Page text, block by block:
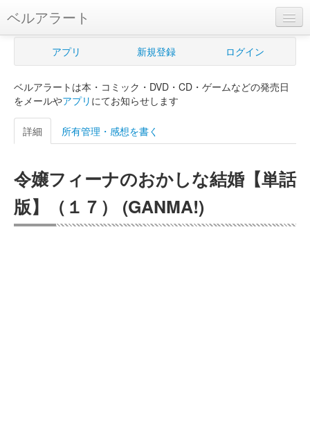
ベルアラート
ベルアラートとは
新規登録
ログイン
購入管理
Myシェルフ
アプリ 新規登録 ログイン
ベルアラートは本・コミック・DVD・CD・ゲームなどの発売日
をメールやアプリ にてお知らせします
詳細 所有管理・感想を書く
令嬢フィーナのおかしな結婚【単話
版】（１７） (GANMA!)